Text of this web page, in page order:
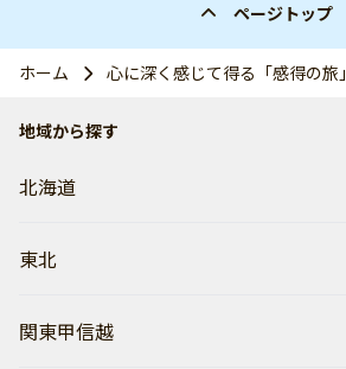
ページトップ
ホーム 心に深く感じて得る「感得の旅」
地域から探す
北海道
東北
関東甲信越